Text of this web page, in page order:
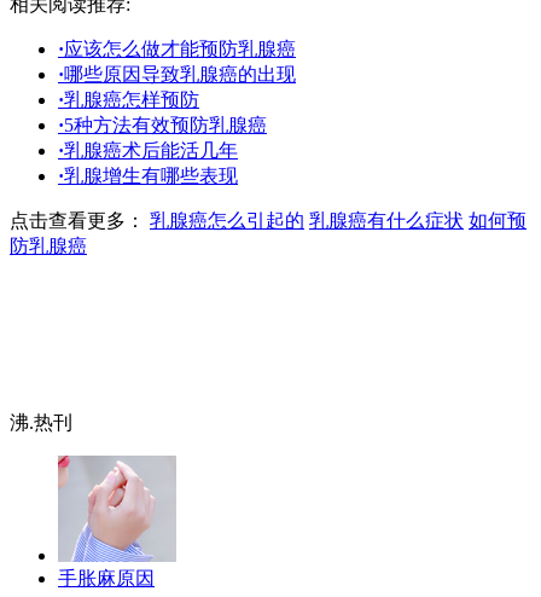
相关阅读推荐:
·应该怎么做才能预防乳腺癌
·哪些原因导致乳腺癌的出现
·乳腺癌怎样预防
·5种方法有效预防乳腺癌
·乳腺癌术后能活几年
·乳腺增生有哪些表现
点击查看更多： 乳腺癌怎么引起的 乳腺癌有什么症状 如何预
防乳腺癌
沸.热刊
手胀麻原因